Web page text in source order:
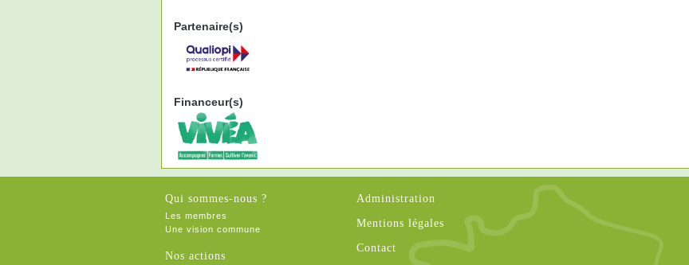
Partenaire(s)
Financeur(s)
Qui sommes-nous ?
Les membres
Une vision commune
Nos actions
Administration
Mentions légales
Contact